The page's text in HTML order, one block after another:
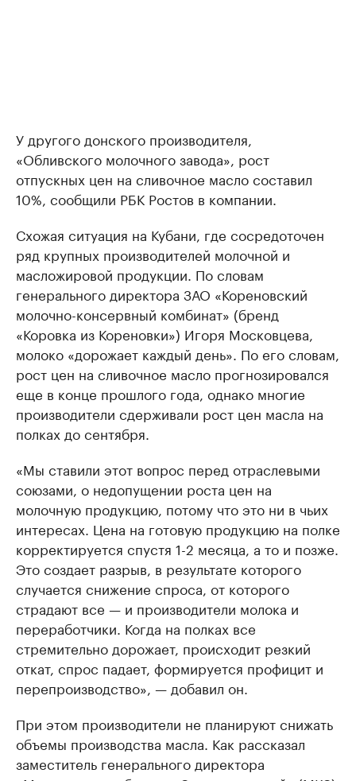
У другого донского производителя,
«Обливского молочного завода», рост
отпускных цен на сливочное масло составил
10%, сообщили РБК Ростов в компании.
Схожая ситуация на Кубани, где сосредоточен
ряд крупных производителей молочной и
масложировой продукции. По словам
генерального директора ЗАО «Кореновский
молочно-консервный комбинат» (бренд
«Коровка из Кореновки») Игоря Московцева,
молоко «дорожает каждый день». По его словам,
рост цен на сливочное масло прогнозировался
еще в конце прошлого года, однако многие
производители сдерживали рост цен масла на
полках до сентября.
«Мы ставили этот вопрос перед отраслевыми
союзами, о недопущении роста цен на
молочную продукцию, потому что это ни в чьих
интересах. Цена на готовую продукцию на полке
корректируется спустя 1-2 месяца, а то и позже.
Это создает разрыв, в результате которого
случается снижение спроса, от которого
страдают все — и производители молока и
переработчики. Когда на полках все
стремительно дорожает, происходит резкий
откат, спрос падает, формируется профицит и
перепроизводство», — добавил он.
При этом производители не планируют снижать
объемы производства масла. Как рассказал
заместитель генерального директора